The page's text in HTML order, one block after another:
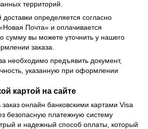
территорий.
определяется согласно
Почта» и оплачивается
сумму вы можете уточнить у нашего
заказа.
необходимо предъявить документ,
указанную при оформлении
картой на сайте
онлайн банковскими картами Visa
безопасную платежную систему
и надежный способ оплаты, который